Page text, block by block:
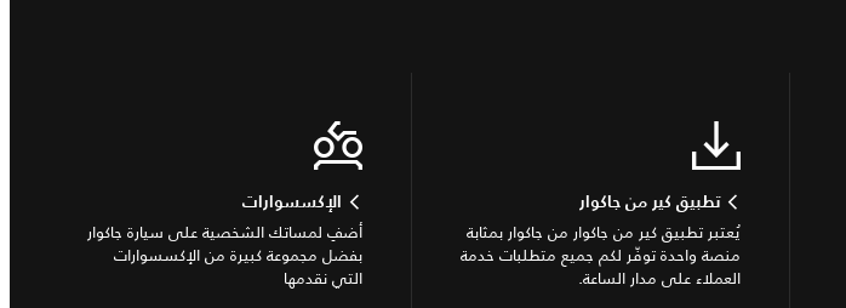
تطبيق كير من جاكوار
يُعتبر تطبيق كير من جاكوار من جاكوار بمثابة
منصة واحدة توفّر لكم جميع متطلبات خدمة
العملاء على مدار الساعة.
الإكسسوارات
أضفِ لمساتك الشخصية على سيارة جاكوار
بفضل مجموعة كبيرة من الإكسسوارات
التي نقدمها